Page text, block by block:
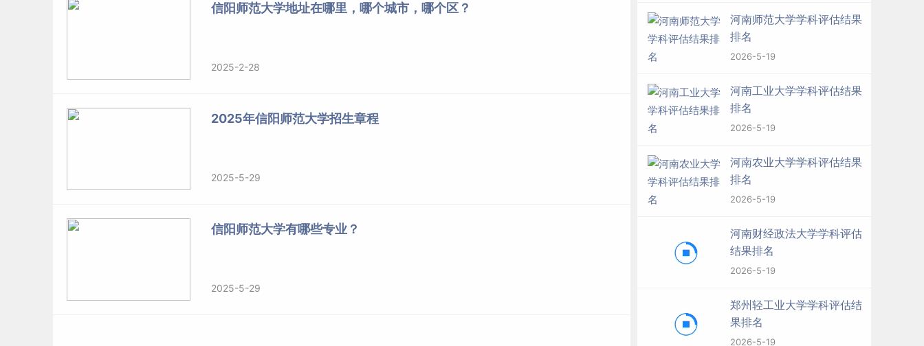
信阳师范大学地址在哪里，哪个城市，哪个区？
2025-2-28
2025年信阳师范大学招生章程
2025-5-29
信阳师范大学有哪些专业？
2025-5-29
河南师范大学学科评估结果
排名
2026-5-19
河南工业大学学科评估结果
排名
2026-5-19
河南农业大学学科评估结果
排名
2026-5-19
河南财经政法大学学科评估
结果排名
2026-5-19
郑州轻工业大学学科评估结
果排名
2026-5-19